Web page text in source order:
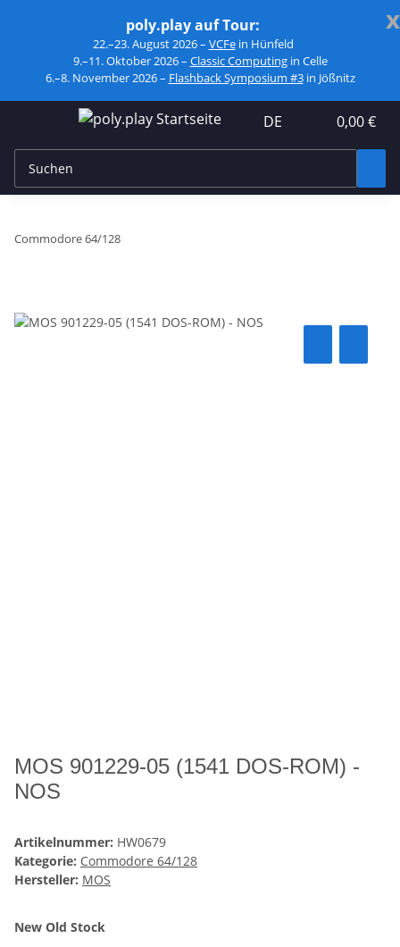
x
poly.play auf Tour:
22.–23. August 2026 – VCFein Hünfeld
9.–11. Oktober 2026 – Classic Computingin Celle
6.–8. November 2026 – Flashback Symposium #3in Jößnitz
DE 0,00 €
Commodore 64/128
MOS 901229-05 (1541 DOS-ROM) -
NOS
Artikelnummer: HW0679
Kategorie: Commodore 64/128
Hersteller: MOS
New Old Stock